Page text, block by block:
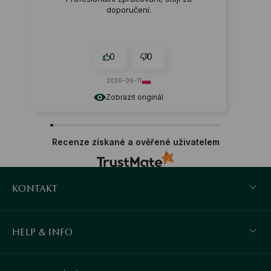
Zobrazit originál
doporučení.
0 0
2026-06-11
Recenze získané a ověřené uživatelem
KONTAKT
HELP & INFO